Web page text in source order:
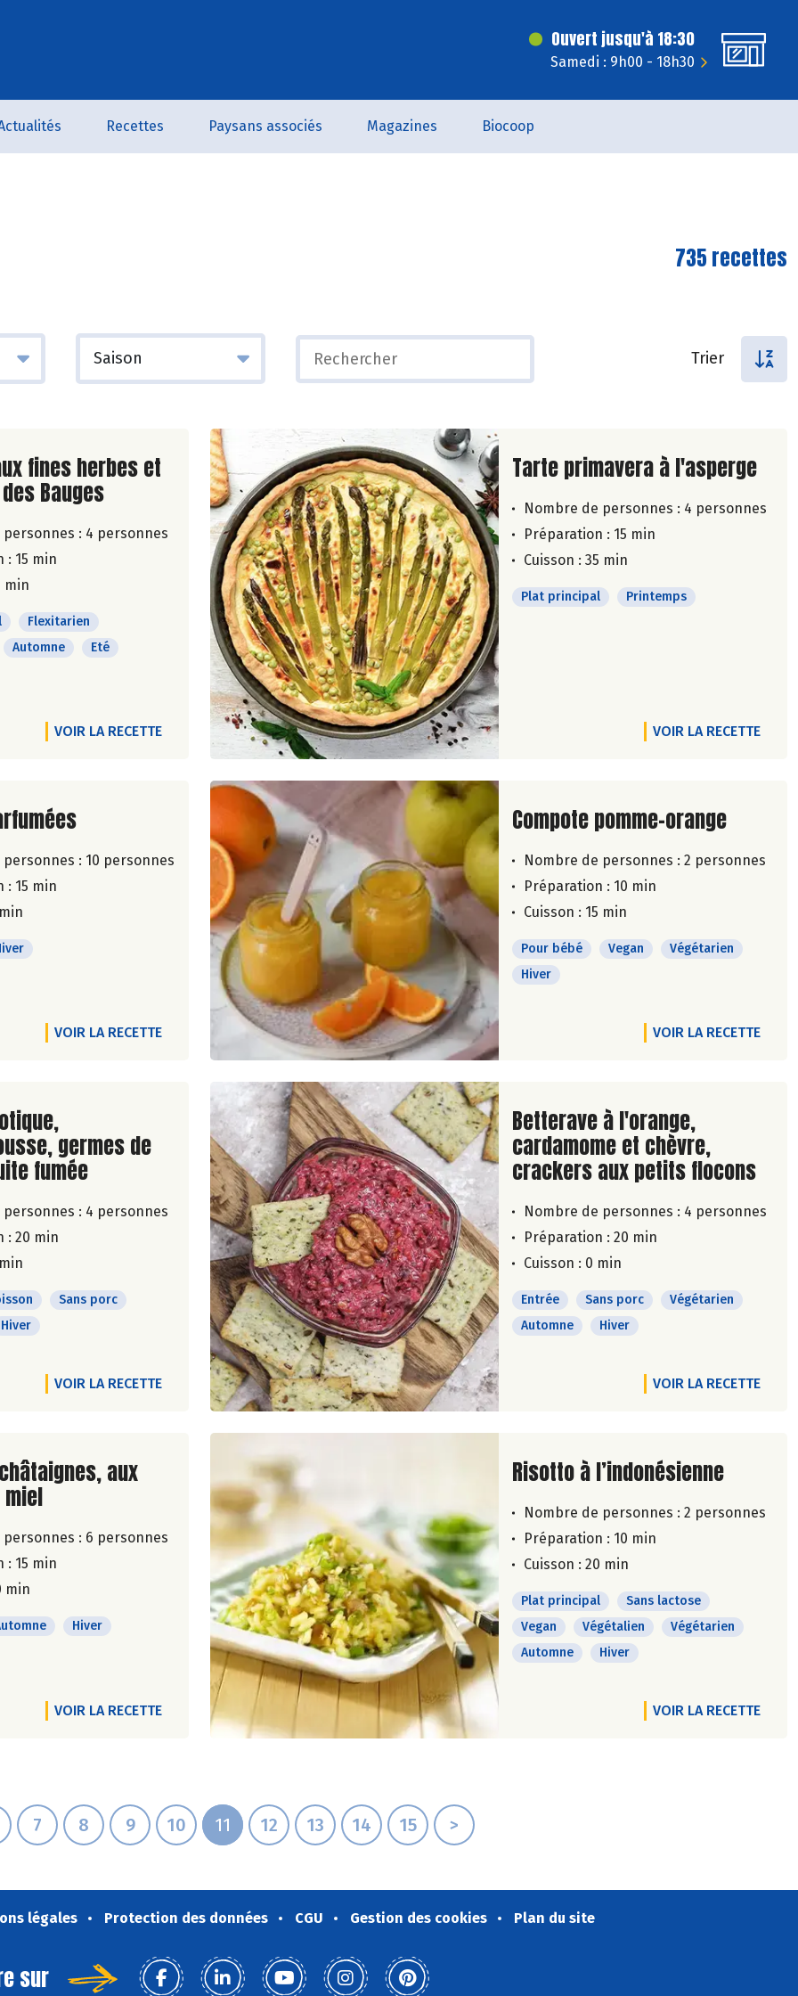
Ouvert jusqu'à 18:30
Samedi : 9h00 - 18h30
Recettes Paysans associés Magazines Biocoop
735 recettes
Trier
de la recette
fines herbes et
Bauges
: 4 personnes
: 15 min
min
Flexitarien
Automne
Eté
VOIR LA RECETTE
Lire la suite de la recette
Tarte primavera à l'asperge
Nombre de personnes : 4 personnes
Préparation : 15 min
Cuisson : 35 min
Plat principal Printemps
VOIR LA RECETTE
de la recette
: 10 personnes
: 15 min
VOIR LA RECETTE
Lire la suite de la recette
Compote pomme-orange
Nombre de personnes : 2 personnes
Préparation : 10 min
Cuisson : 15 min
Pour bébé Vegan
Végétarien
Hiver
VOIR LA RECETTE
de la recette
germes de
fumée
: 4 personnes
: 20 min
Sans porc
Hiver
VOIR LA RECETTE
Lire la suite de la recette
Betterave à l'orange,
cardamome et chèvre,
crackers aux petits flocons
Nombre de personnes : 4 personnes
Préparation : 20 min
Cuisson : 0 min
Entrée Sans porc
Végétarien
Automne
Hiver
VOIR LA RECETTE
de la recette
aux
: 6 personnes
: 15 min
min
Hiver
VOIR LA RECETTE
Lire la suite de la recette
Risotto à l’indonésienne
Nombre de personnes : 2 personnes
Préparation : 10 min
Cuisson : 20 min
Plat principal
Sans lactose
Vegan
Végétalien
Végétarien
Automne
Hiver
VOIR LA RECETTE
7 8 9 10 11 12 13 14 15 >
légales Protection des données CGU Gestion des cookies Plan du site
sur